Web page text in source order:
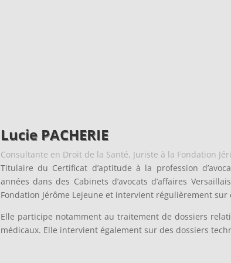
Lucie PACHERIE
Consultante en Droit de la Santé, Juriste à la Fondation
Titulaire du Certificat d’aptitude à la profession
années dans des Cabinets d’avocats d’affaires
Fondation Jérôme Lejeune et intervient régulièrement
Elle participe notamment au traitement de dossiers
médicaux. Elle intervient également sur des dossiers